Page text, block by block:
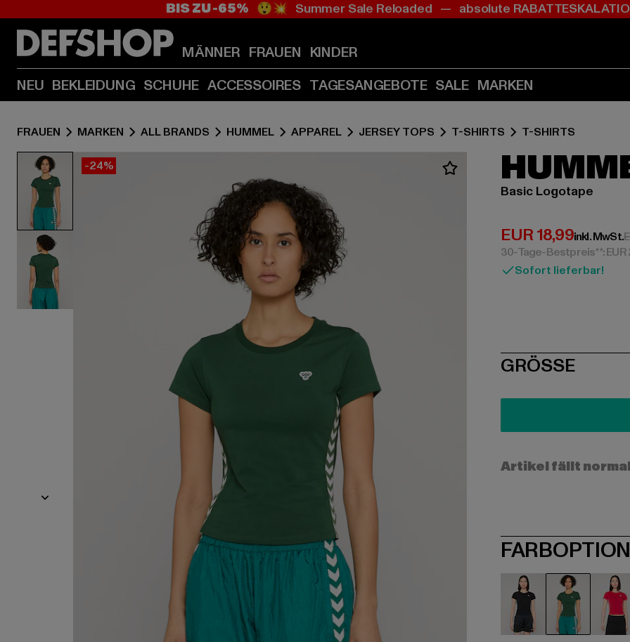
Zum
(Enter
drücken)
Zum
(Enter
drücken)
BIS ZU -65% 😲💥 Summer Sale Reloaded — absolute
MÄNNER FRAUEN KINDER
NEU BEKLEIDUNG SCHUHE ACCESSOIRES TAGESANGEBOTE SALE MARKEN
FRAUEN MARKEN ALL BRANDS HUMMEL APPAREL JERSEY TOPS T-SHIRTS T-SHIRTS
-24%
Basic Logotape
EUR 18,99
Derzeitiger Preis:
inkl. MwSt.
30-Tage-Bestpreis**: EUR
Sofort lieferbar!
SIZE
GRÖSSE
Artikel fällt